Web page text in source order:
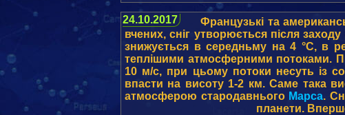
24.10.2017 Французькі та
вчених, сніг утворюється після заходу
знижується в середньму на 4 °C, в
теплішими атмосферними потоками.
10 м/с, при цьому потоки несуть із
впасти на висоту 1-2 км. Саме така
атмосферою стародавнього Марса.
планети.